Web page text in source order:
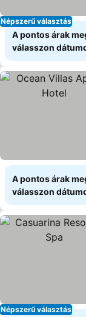
Népszerű választás
A pontos árak
válasszon
A pontos árak
válasszon
Népszerű választás